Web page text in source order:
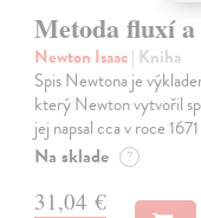
Metoda fluxí
Newton Isaac| Kniha
Spis Newtona je
který Newton vytvořil
jej napsal cca v roce
Na sklade ?
31,04 €